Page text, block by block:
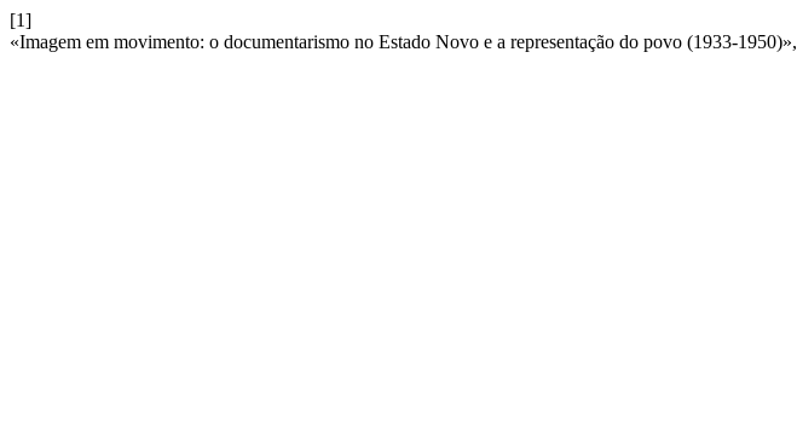
[1]
«Imagem em movimento: o documentarismo no Estado Novo e a representação do povo (1933-1950)»,